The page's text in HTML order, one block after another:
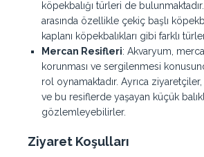
köpekbalığı türleri de
arasında özellikle çekiç başlı
kaplanı köpekbalıkları gibi farklı
Mercan Resifleri: Akvaryum,
korunması ve sergilenmesi
rol oynamaktadır. Ayrıca
ve bu resiflerde yaşayan küçük
gözlemleyebilirler.
Ziyaret Koşulları